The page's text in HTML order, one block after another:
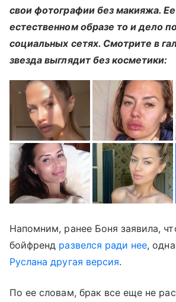
свои фотографии без макияжа.
естественном образе то и дело
социальных сетях. Смотрите в
звезда выглядит без косметики:
Напомним, ранее Боня заявила,
бойфренд развелся ради нее,
Руслана другая версия.
По ее словам, брак все еще не